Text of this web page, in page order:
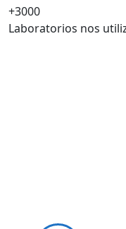
+3000
Laboratorios nos